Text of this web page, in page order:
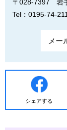
〒028-7397
岩
Tel：0195-74-
メー
シェアする